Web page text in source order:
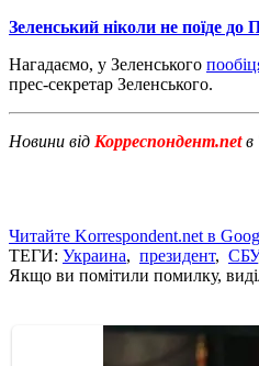
Зеленський ніколи не поїде
Нагадаємо, у Зеленського
прес-секретар Зеленського.
Новини від Корреспондент.netв
Читайте Korrespondent.net в
ТЕГИ: Украина, президент, СБУ
Якщо ви помітили помилку,